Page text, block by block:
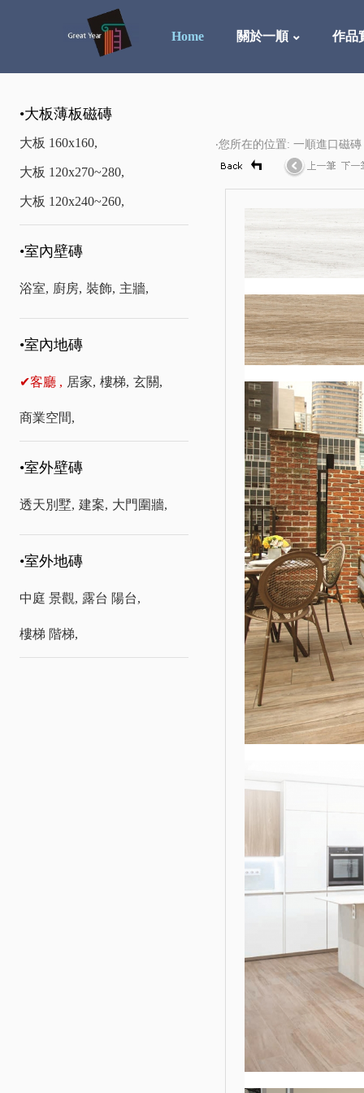
Home 關於一順 作品
•大板薄板磁磚
大板 160x160,
大板 120x270~280,
大板 120x240~260,
•室內壁磚
浴室, 廚房, 裝飾, 主牆,
•室內地磚
✔客廳 , 居家, 樓梯, 玄關,
商業空間,
•室外壁磚
透天別墅, 建案, 大門圍牆,
•室外地磚
中庭 景觀, 露台 陽台,
樓梯 階梯,
‧您所在的位置: 一順進口磁